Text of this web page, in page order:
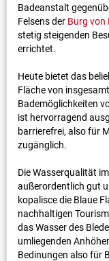
Badeanstalt
Felsens der Burg von
stetig steigenden
errichtet.
Heute bietet das
Fläche von
Bademöglichkeiten
ist hervorragend
barrierefrei, also für
zugänglich.
Die Wasserqualität
außerordentlich gut
kopalisce die Blaue
nachhaltigen
das Wasser des
umliegenden
Bedinungen also für